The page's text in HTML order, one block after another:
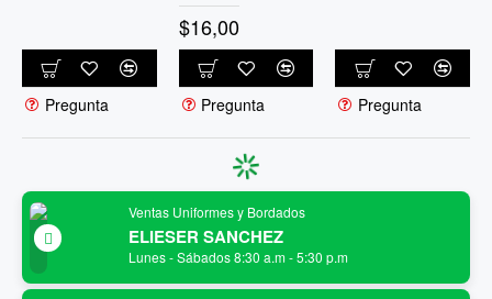
Pregunta
$16,00
Pregunta Pregunta
Ventas Uniformes y Bordados
ELIESER SANCHEZ
Lunes - Sábados 8:30 a.m - 5:30 p.m